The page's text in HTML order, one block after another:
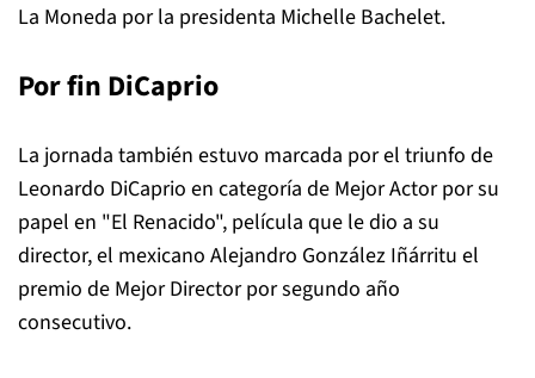
La Moneda por la presidenta Michelle Bachelet.
Por fin DiCaprio
La jornada también estuvo marcada por el triunfo de
Leonardo DiCaprio en categoría de Mejor Actor por su
papel en "El Renacido", película que le dio a su
director, el mexicano Alejandro González Iñárritu el
premio de Mejor Director por segundo año
consecutivo.